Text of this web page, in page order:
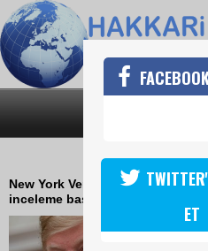
TRUMP'A VERGİ
New York Vergi Dairesi ABD
inceleme başlattı.
03 Ekim
ET